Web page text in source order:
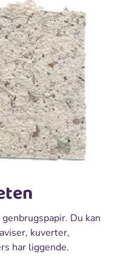
Du kan
kuverter,
har liggende.